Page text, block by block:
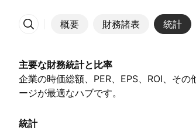
概要 財務諸表 統計
その他
主要な財務統計と比率
企業の時価総額、PER、EPS、ROI、そ
ージが最適なハブです。
統計